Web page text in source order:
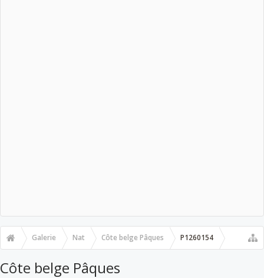
Galerie Nat Côte belge Pâques P1260154
Côte belge Pâques